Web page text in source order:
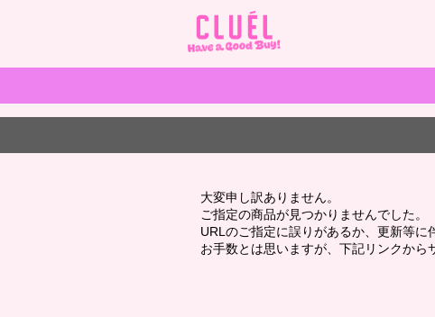
大変申し訳ありません。
ご指定の商品が見つかりませんでした。
URLのご指定に誤りがあるか、更新等に
お手数とは思いますが、下記リンクから